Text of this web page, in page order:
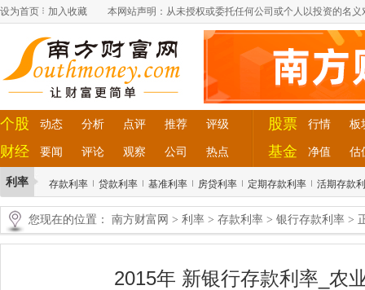
设为首页 加入收藏 本网站声明：从未授权或委托任何公司或个人以投资的名
个股 动态 分析 点评 推荐 评级
财经 要闻 评论 观察 公司 热点
股票 行情 板
基金 净值 估
利率 存款利率 贷款利率 基准利率 房贷利率 定期存款利率 活期存款
您现在的位置： 南方财富网 > 利率 > 存款利率 > 银行存款利率 >
2015年 新银行存款利率_农